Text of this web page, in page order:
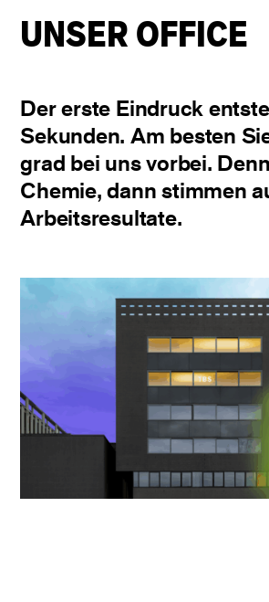
UNSER OFFICE
Der erste Eindruck
Sekunden. Am besten
grad bei uns vorbei.
Chemie, dann stimmen
Arbeitsresultate.